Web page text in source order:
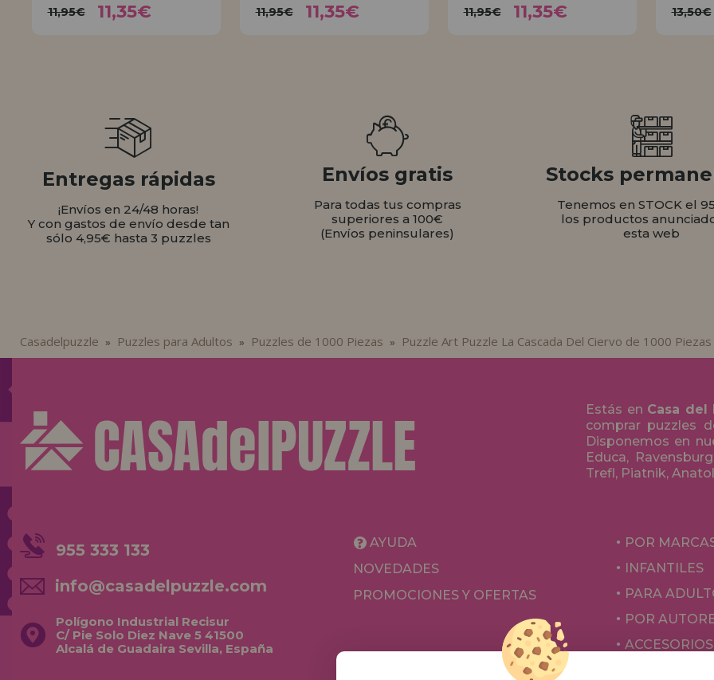
11,95€ 11,35€ 11,95€ 11,35€ 11,95€ 11,35€ 13,50€
Entregas rápidas
¡Envíos en 24/48 horas!
Y con gastos de envío desde tan
sólo 4,95€ hasta 3 puzzles
Envíos gratis
Para todas tus compras
superiores a 100€
(Envíos peninsulares)
Stocks
Tenemos en STOCK el
los productos
esta web
Casadelpuzzle » Puzzles para Adultos » Puzzles de 1000 Piezas » Puzzle Art Puzzle La Cascada Del Ciervo de 1000 Piezas
Estás en Casa del
comprar puzzles
Disponemos en
Educa,
Trefl, Piatnik,
955 333 133
info@casadelpuzzle.com
Polígono Industrial Recisur
C/ Pie Solo Diez Nave 5 41500
Alcalá de Guadaira Sevilla, España
AYUDA
NOVEDADES
PROMOCIONES Y OFERTAS
POR
INFANTILES
PARA
POR
ACCESORIOS
JUEGOS DE